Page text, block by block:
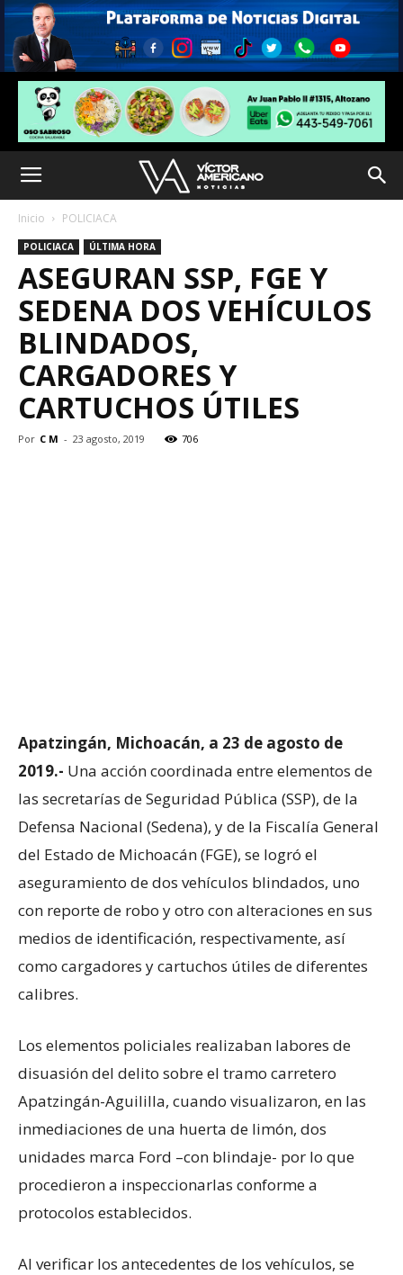
Inicio POLICIACA
POLICIACA ÚLTIMA HORA
ASEGURAN SSP, FGE Y
SEDENA DOS VEHÍCULOS
BLINDADOS,
CARGADORES Y
CARTUCHOS ÚTILES
Por C M - 23 agosto, 2019 706
Apatzingán, Michoacán, a 23 de agosto de
2019.- Una acción coordinada entre elementos de
las secretarías de Seguridad Pública (SSP), de la
Defensa Nacional (Sedena), y de la Fiscalía General
del Estado de Michoacán (FGE), se logró el
aseguramiento de dos vehículos blindados, uno
con reporte de robo y otro con alteraciones en sus
medios de identificación, respectivamente, así
como cargadores y cartuchos útiles de diferentes
calibres.
Los elementos policiales realizaban labores de
disuasión del delito sobre el tramo carretero
Apatzingán-Aguililla, cuando visualizaron, en las
inmediaciones de una huerta de limón, dos
unidades marca Ford –con blindaje- por lo que
procedieron a inspeccionarlas conforme a
protocolos establecidos.
Al verificar los antecedentes de los vehículos, se